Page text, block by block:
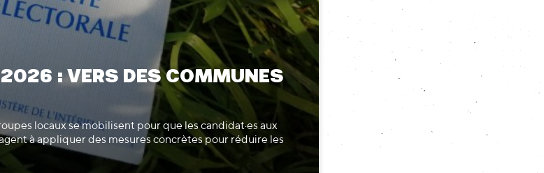
: VERS DES COMMUNES
locaux se mobilisent pour que les candidat·es aux
à appliquer des mesures concrètes pour réduire les